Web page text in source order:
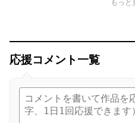
もっと
応援コメント一覧